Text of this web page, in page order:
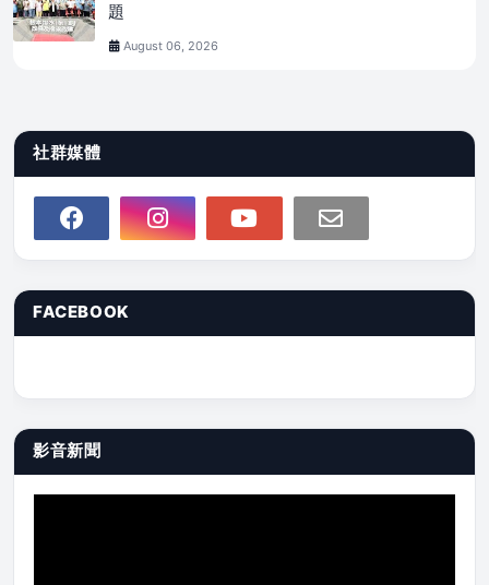
題
August 06, 2026
社群媒體
FACEBOOK
影音新聞